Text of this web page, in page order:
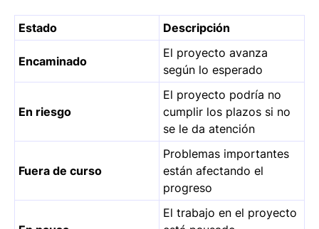
Estado Descripción
Encaminado
El proyecto avanza
según lo esperado
En riesgo
El proyecto podría no
cumplir los plazos si no
se le da atención
Fuera de curso
Problemas importantes
están afectando el
progreso
El trabajo en el proyecto